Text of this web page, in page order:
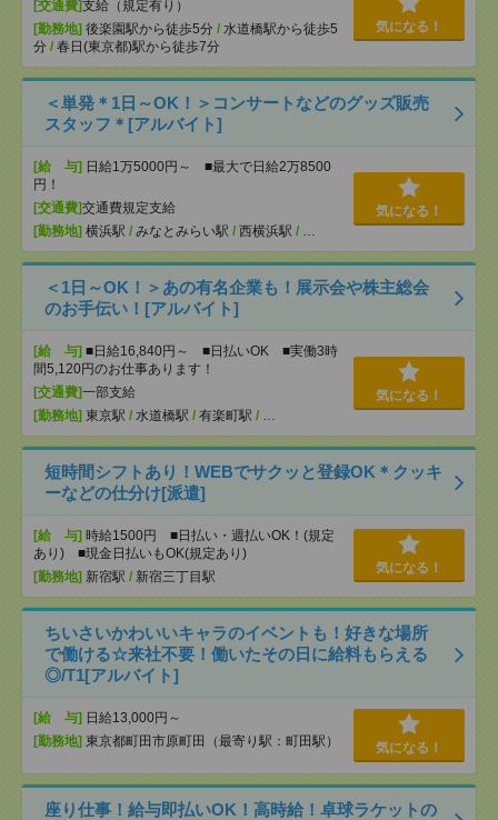
[交通費]支給（規定有り）
[勤務地] 後楽園駅から徒歩5分 / 水道橋駅から徒歩5
分 / 春日(東京都)駅から徒歩7分
気になる！
＜単発＊1日～OK！＞コンサートなどのグッズ販売
スタッフ＊[アルバイト]
[給 与] 日給1万5000円～ ■最大で日給2万8500
円！
[交通費]交通費規定支給
[勤務地] 横浜駅 / みなとみらい駅 / 西横浜駅 / …
気になる！
＜1日～OK！＞あの有名企業も！展示会や株主総会
のお手伝い！[アルバイト]
[給 与] ■日給16,840円～ ■日払いOK ■実働3時
間5,120円のお仕事あります！
[交通費]一部支給
[勤務地] 東京駅 / 水道橋駅 / 有楽町駅 / …
気になる！
短時間シフトあり！WEBでサクッと登録OK＊クッキ
ーなどの仕分け[派遣]
[給 与] 時給1500円 ■日払い・週払いOK！(規定
あり) ■現金日払いもOK(規定あり)
[勤務地] 新宿駅 / 新宿三丁目駅
気になる！
ちいさいかわいいキャラのイベントも！好きな場所
で働ける☆来社不要！働いたその日に給料もらえる
◎/T1[アルバイト]
[給 与] 日給13,000円～
[勤務地] 東京都町田市原町田（最寄り駅：町田駅） 気になる！
座り仕事！給与即払いOK！高時給！卓球ラケットの